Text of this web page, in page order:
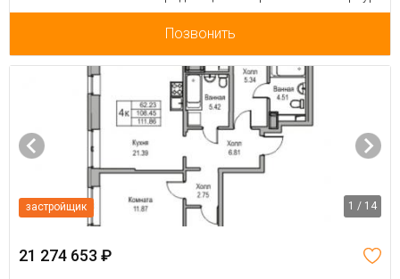
Позвонить
застройщик 1 / 14
21 274 653 ₽